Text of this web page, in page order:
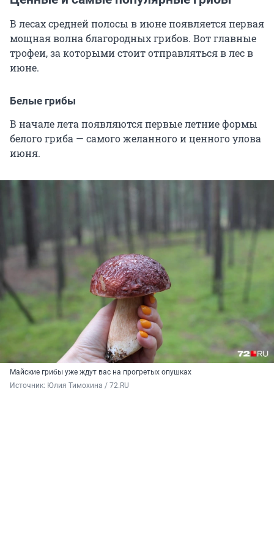
В лесах средней полосы в июне появляется первая
мощная волна благородных грибов. Вот главные
трофеи, за которыми стоит отправляться в лес в
июне.
Белые грибы
В начале лета появляются первые летние формы
белого гриба — самого желанного и ценного улова
июня.
Майские грибы уже ждут вас на прогретых опушках
Источник: Юлия Тимохина / 72.RU